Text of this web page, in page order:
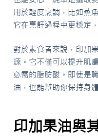
用於輕度烹調，比如蒸
它在烹飪過程中更穩定
對於素食者來說，印加
源。它不僅可以提升肌
必需的脂肪酸。即使是
油，也能幫助你保持身
印加果油與